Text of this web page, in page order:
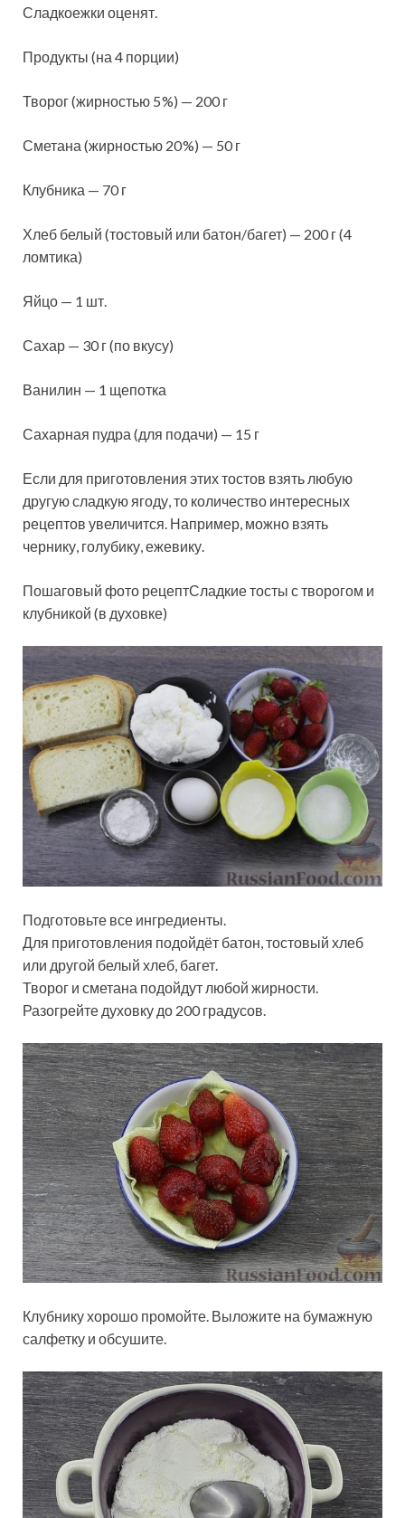
Сладкоежки оценят.
Продукты (на 4 порции)
Творог (жирностью 5 %) — 200 г
Сметана (жирностью 20 %) — 50 г
Клубника — 70 г
Хлеб белый (тостовый или батон/багет) — 200 г (4
ломтика)
Яйцо — 1 шт.
Сахар — 30 г (по вкусу)
Ванилин — 1 щепотка
Сахарная пудра (для подачи) — 15 г
Если для приготовления этих тостов взять любую
другую сладкую ягоду, то количество интересных
рецептов увеличится. Например, можно взять
чернику, голубику, ежевику.
Пошаговый фото рецептСладкие тосты с творогом и
клубникой (в духовке)
Подготовьте все ингредиенты.
Для приготовления подойдёт батон, тостовый хлеб
или другой белый хлеб, багет.
Творог и сметана подойдут любой жирности.
Разогрейте духовку до 200 градусов.
Клубнику хорошо промойте. Выложите на бумажную
салфетку и обсушите.